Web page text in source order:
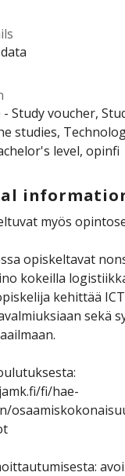
Study voucher,
studies,
level, opinfi
myös
opiskeltavat
kokeilla
kehittää
sekä
fi/hae-